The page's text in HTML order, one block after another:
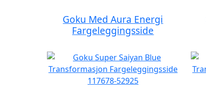
Goku Med Aura Energi
Fargeleggingsside